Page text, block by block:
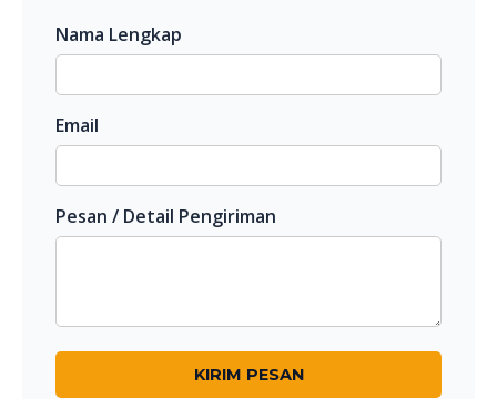
Nama Lengkap
Email
Pesan / Detail Pengiriman
KIRIM PESAN